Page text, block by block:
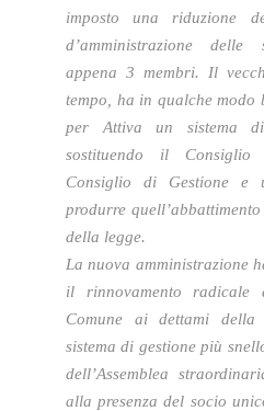
imposto una riduzione
d’amministrazione
appena 3 membri. Il
tempo, ha in qualche modo
per Attiva un sistema
sostituendo il Consiglio
Consiglio di Gestione e
produrre
della legge.
La nuova amministrazione
il rinnovamento radicale
Comune ai dettami
sistema di gestione più
dell’Assemblea
alla presenza del socio